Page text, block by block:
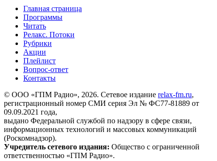
Главная страница
Программы
Читать
Релакс. Потоки
Рубрики
Акции
Плейлист
Вопрос-ответ
Контакты
© ООО «ГПМ Радио», 2026. Сетевое издание relax-fm.ru,
регистрационный номер СМИ серия Эл № ФС77-81889 от
09.09.2021 года,
выдано Федеральной службой по надзору в сфере связи,
информационных технологий и массовых коммуникаций
(Роскомнадзор).
Учредитель сетевого издания: Общество с ограниченной
ответственностью «ГПМ Радио».